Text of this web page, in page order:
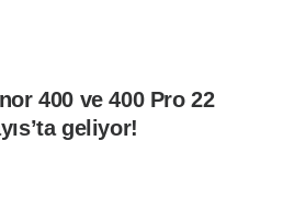
400 ve 400 Pro 22
geliyor!